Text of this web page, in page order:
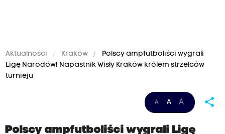
Aktualności Kraków
Polscy ampfutboliści wygrali
Ligę Narodów! Napastnik Wisły Kraków królem strzelców
turnieju
A A A share
Polscy ampfutboliści wygrali Ligę